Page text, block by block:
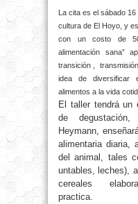
La cita es el sábado
cultura de El Hoyo, y
con un costo de
alimentación sana”
transición ,
idea de diversificar
alimentos a la vida
El taller tendrá un
de
Heymann,
alimentaria diaria,
del animal, tales
untables, leches),
cereales
practica.